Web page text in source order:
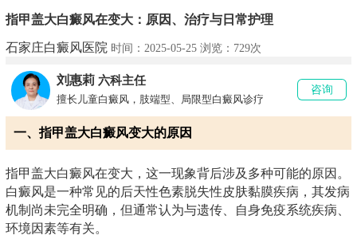
指甲盖大白癜风在变大：原因、治疗与日常护理
石家庄白癜风医院 时间：2025-05-25 浏览： 729次
刘惠莉 六科主任
擅长儿童白癜风，肢端型、局限型白癜风诊疗
咨询
一、指甲盖大白癜风变大的原因
指甲盖大白癜风在变大，这一现象背后涉及多种可能的原因。
白癜风是一种常见的后天性色素脱失性皮肤黏膜疾病，其发病
机制尚未完全明确，但通常认为与遗传、自身免疫系统疾病、
环境因素等有关。